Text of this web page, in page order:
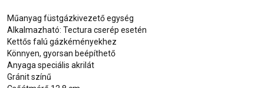
Műanyag füstgázkivezető egység
Alkalmazható: Tectura cserép esetén
Kettős falú gázkéményekhez
Könnyen, gyorsan beépíthető
Anyaga speciális akrilát
Gránit színű